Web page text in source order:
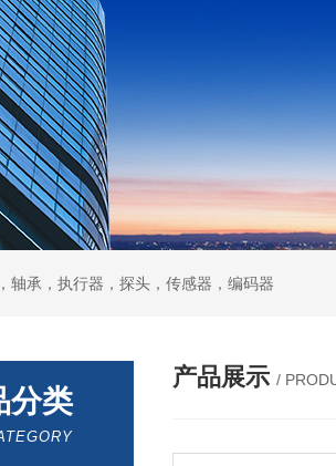
轴承，执行器，探头，传感器，编码器
分类
产品展示 /